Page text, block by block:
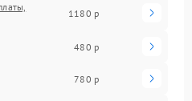
1180 р
480 р
780 р